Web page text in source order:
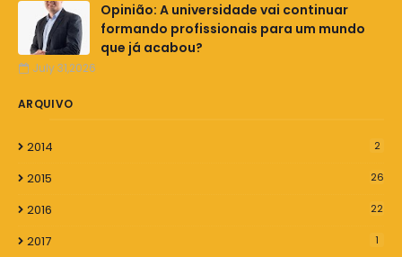
Opinião: A universidade vai continuar
formando profissionais para um mundo
que já acabou?
July 31,2026
ARQUIVO
2014 2
2015 26
2016 22
2017 1